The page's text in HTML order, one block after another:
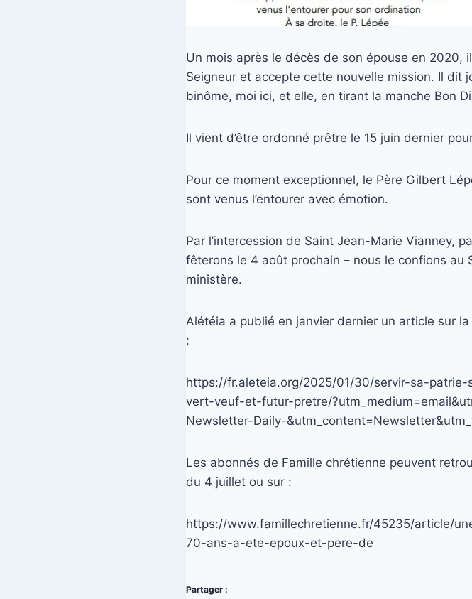
Un mois après le décès de son épouse en 2020,
Seigneur et accepte cette nouvelle mission. Il dit
binôme, moi ici, et elle, en tirant la manche Bon
Il vient d’être ordonné prêtre le 15 juin dernier
Pour ce moment exceptionnel, le Père Gilbert
sont venus l’entourer avec émotion.
Par l’intercession de Saint Jean-Marie Vianney,
fêterons le 4 août prochain – nous le confions au
ministère.
Alétéia a publié en janvier dernier un article sur
:
https://fr.aleteia.org/2025/01/30/servir-sa-
vert-veuf-et-futur-pretre/
Newsletter-Daily-
Les abonnés de Famille chrétienne peuvent
du 4 juillet ou sur :
https://www.famillechretienne.fr/45235/article/
70-ans-a-ete-epoux-et-pere-de
Partager :